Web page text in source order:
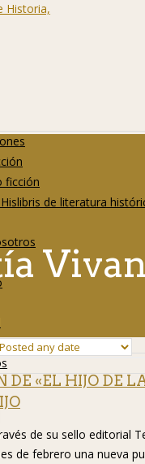
ficción
de literatura
DE «EL HIJO DE
de su sello editorial
de febrero una nueva